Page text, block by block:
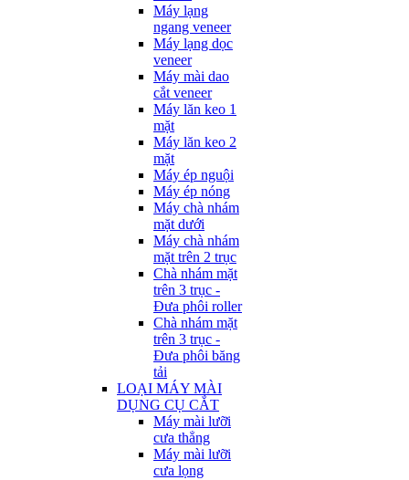
Máy lạng
ngang veneer
Máy lạng dọc
veneer
Máy mài dao
cắt veneer
Máy lăn keo 1
mặt
Máy lăn keo 2
mặt
Máy ép nguội
Máy ép nóng
Máy chà nhám
mặt dưới
Máy chà nhám
mặt trên 2 trục
Chà nhám mặt
trên 3 trục -
Đưa phôi roller
Chà nhám mặt
trên 3 trục -
Đưa phôi băng
tải
LOẠI MÁY MÀI
DỤNG CỤ CẮT
Máy mài lưỡi
cưa thẳng
Máy mài lưỡi
cưa lọng